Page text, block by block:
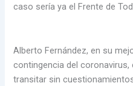
caso sería ya el Frente de
Alberto Fernández, en su
contingencia del
transitar sin